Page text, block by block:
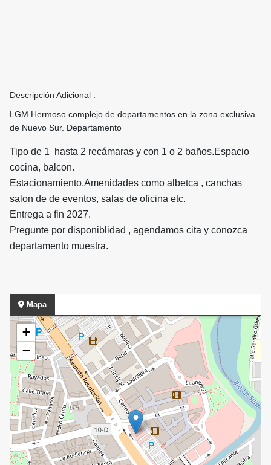
Descripción Adicional :
LGM.Hermoso complejo de departamentos en la zona exclusiva
de Nuevo Sur. Departamento
Tipo de 1 hasta 2 recámaras y con 1 o 2 baños.Espacio
cocina, balcon.
Estacionamiento.Amenidades como albetca , canchas
salon de de eventos, salas de oficina etc.
Entrega a fin 2027.
Pregunte por disponiblidad , agendamos cita y conozca
departamento muestra.
Mapa
+
−